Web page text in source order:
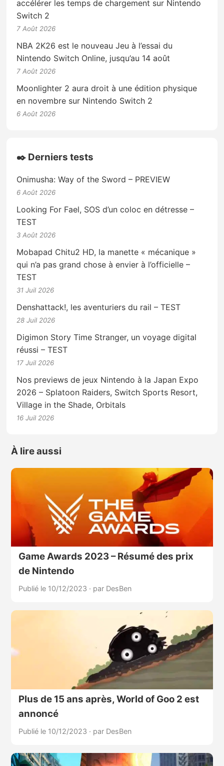
accélérer les temps de chargement sur Nintendo
Switch 2
7 Août 2026
NBA 2K26 est le nouveau Jeu à l’essai du
Nintendo Switch Online, jusqu’au 14 août
7 Août 2026
Moonlighter 2 aura droit à une édition physique
en novembre sur Nintendo Switch 2
6 Août 2026
✒️ Derniers tests
Onimusha: Way of the Sword – PREVIEW
6 Août 2026
Looking For Fael, SOS d’un coloc en détresse –
TEST
3 Août 2026
Mobapad Chitu2 HD, la manette « mécanique »
qui n’a pas grand chose à envier à l’officielle –
TEST
31 Juil 2026
Denshattack!, les aventuriers du rail – TEST
28 Juil 2026
Digimon Story Time Stranger, un voyage digital
réussi – TEST
17 Juil 2026
Nos previews de jeux Nintendo à la Japan Expo
2026 – Splatoon Raiders, Switch Sports Resort,
Village in the Shade, Orbitals
16 Juil 2026
À lire aussi
Game Awards 2023 – Résumé des prix
de Nintendo
Publié le 10/12/2023 · par DesBen
Plus de 15 ans après, World of Goo 2 est
annoncé
Publié le 10/12/2023 · par DesBen